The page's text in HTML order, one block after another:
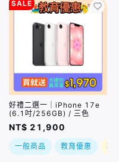
SALE
好禮二選一｜iPhone 17e
(6.1吋/256GB) / 三色
NT$ 21,900
一般商品 教育優惠 現折